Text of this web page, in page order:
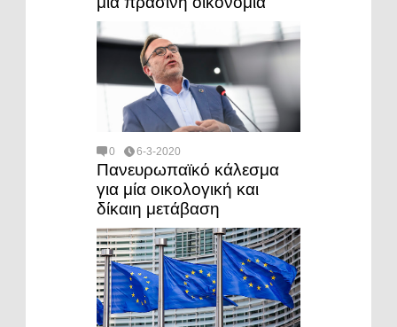
0 6-3-2020
Πανευρωπαϊκό κάλεσμα
για μία οικολογική και
δίκαιη μετάβαση